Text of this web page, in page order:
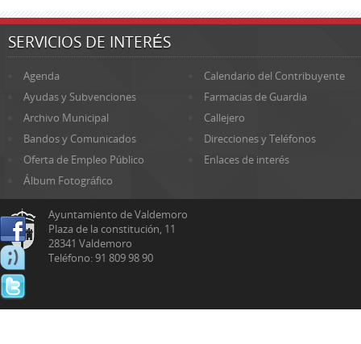
SERVICIOS DE INTERÉS
Agenda
Calendario del Contribuyente
Ayudas y Subvenciones
Farmacias de Guardia
Archivo Municipal
Callejero
Bandos y Comunicados
Direcciones y Teléfonos
Oferta de Empleo Público
Enlaces de interés
Álbum Fotográfico
Ayuntamiento de Valdemoro
Plaza de la constitución, 11
28341 Valdemoro
Teléfono: 91 809 98 90